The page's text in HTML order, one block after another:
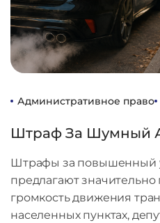
Административное право
Штраф За Шумный
Штрафы за повышенный
предлагают
громкость движения
населенных пунктах,